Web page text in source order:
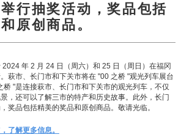
行抽奖活动，奖品包括
原创商品。
2024 年 2 月 24 日（周六）和 25 日（周日）在福冈
萩市、长门市和下关市将在 "00 之桥 "观光列车展台
桥 "是连接萩市、长门市和下关市的观光列车，不仅
，还可以了解三市的特产和历史故事。此外，长门
奖品包括精美的奖品和原创商品。敬请光临。
了解更多信息。